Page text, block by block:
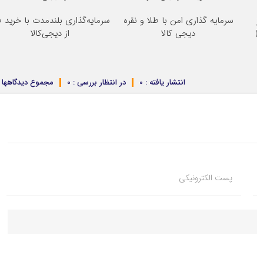
سرمایه گذاری امن با طلا و نقره
دیجی کالا
سرمایه‌گذاری بلندمدت با خرید
از دیجی‌کالا
مجموع دیدگاهها در انتظار بررسی : 0 انتشار یافته : 0
پست الکترونیکی